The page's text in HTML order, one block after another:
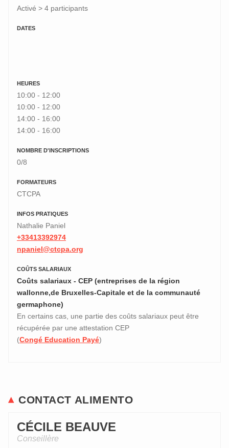
Activé > 4 participants
DATES
HEURES
10:00 - 12:00
10:00 - 12:00
14:00 - 16:00
14:00 - 16:00
NOMBRE D'INSCRIPTIONS
0/8
FORMATEURS
CTCPA
INFOS PRATIQUES
Nathalie Paniel
+33413392974
npaniel@ctcpa.org
COÛTS SALARIAUX
Coûts salariaux - CEP (entreprises de la région
wallonne,de Bruxelles-Capitale et de la communauté
germaphone)
En certains cas, une partie des coûts salariaux peut être
récupérée par une attestation CEP
(Congé Education Payé)
CONTACT ALIMENTO
CÉCILE BEAUVE
Conseillère